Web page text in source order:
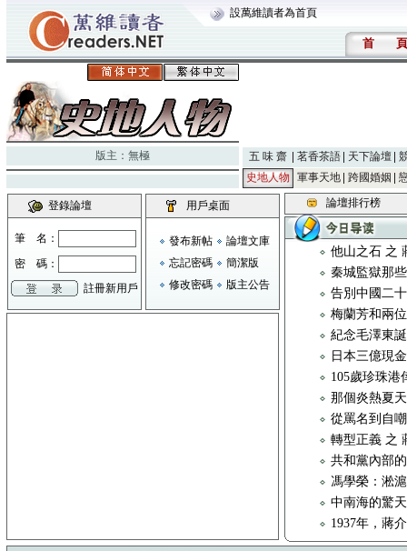
設萬維讀者為首頁
首 頁
版主： 無極 五 味 齋 茗香茶語 天下論壇
史地人物
軍事天地 跨國婚姻
登錄論壇
筆 名：
密 碼：
註冊新用戶
用戶桌面
發布新帖
論壇文庫
忘記密碼
簡潔版
修改密碼
版主公告
論壇排行榜
他山之石 之
秦城監獄那
告別中國二
梅蘭芳和兩
紀念毛澤東
日本三億現
105歲珍珠港
那個炎熱夏
從罵名到自
轉型正義 之
共和黨內部
馮學榮：淞
中南海的驚
1937年，蔣